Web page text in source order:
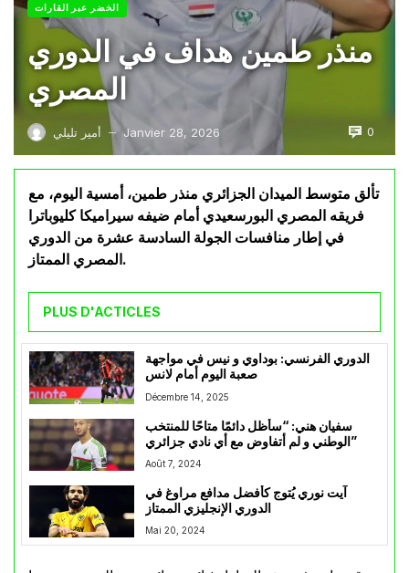
الخضر عبر القارات
منذر طمين هداف في الدوري
المصري
أمير تليلي — Janvier 28, 2026 0
تألق متوسط الميدان الجزائري منذر طمين، أمسية اليوم، مع
فريقه المصري البورسعيدي أمام ضيفه سيراميكا كليوباترا
في إطار منافسات الجولة السادسة عشرة من الدوري
المصري الممتاز.
PLUS D'ACTICLES
الدوري الفرنسي: بوداوي و نيس في مواجهة
صعبة اليوم أمام لانس
Décembre 14, 2025
سفيان هني: “سأظل دائمًا متاحًا للمنتخب
الوطني و لم أتفاوض مع أي نادي جزائري”
Août 7, 2024
آيت نوري يُتوج كأفضل مدافع مراوغ في
الدوري الإنجليزي الممتاز
Mai 20, 2024